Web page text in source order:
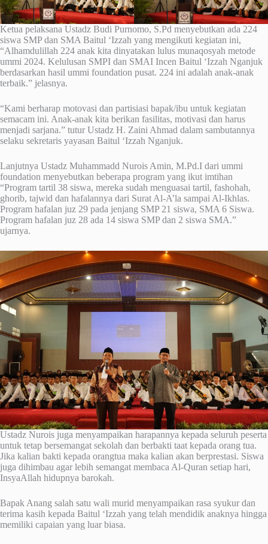
Ketua pelaksana Ustadz Budi Purnomo, S.Pd menyebutkan ada 224
siswa SMP dan SMA Baitul ‘Izzah yang mengikuti kegiatan ini,
“Alhamdulillah 224 anak kita dinyatakan lulus munaqosyah metode
ummi 2024. Kelulusan SMPI dan SMAI Incen Baitul ‘Izzah Nganjuk
berdasarkan hasil ummi foundation pusat. 224 ini adalah anak-anak
terbaik.” jelasnya.
“Kami berharap motovasi dan partisiasi bapak/ibu untuk kegiatan
semacam ini. Anak-anak kita berikan fasilitas, motivasi dan harus
menjadi sarjana.” tutur Ustadz H. Zaini Ahmad dalam sambutannya
selaku sekretaris yayasan Baitul ‘Izzah Nganjuk.
Lanjutnya Ustadz Muhammadd Nurois Amin, M.Pd.I dari ummi
foundation menyebutkan beberapa program yang ikut imtihan
“Program tartil 38 siswa, mereka sudah menguasai tartil, fashohah,
ghorib, tajwid dan hafalannya dari Surat Al-A’la sampai Al-Ikhlas.
Program hafalan juz 29 pada jenjang SMP 21 siswa, SMA 6 Siswa.
Program hafalan juz 28 ada 14 siswa SMP dan 2 siswa SMA.”
ujarnya.
Ustadz Nurois juga menyampaikan harapannya kepada seluruh peserta
untuk tetap bersemangat sekolah dan berbakti taat kepada orang tua.
Jika kalian bakti kepada orangtua maka kalian akan berprestasi. Siswa
juga dihimbau agar lebih semangat membaca Al-Quran setiap hari,
InsyaAllah hidupnya barokah.
Bapak Anang salah satu wali murid menyampaikan rasa syukur dan
terima kasih kepada Baitul ‘Izzah yang telah mendidik anaknya hingga
memiliki capaian yang luar biasa.